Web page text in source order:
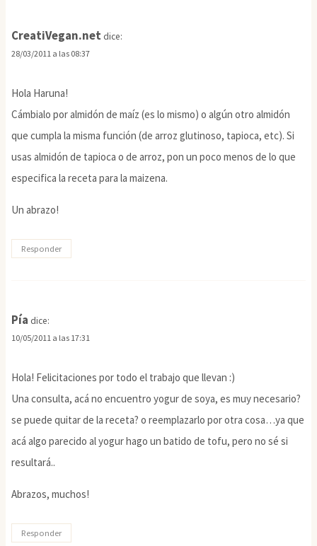
CreatiVegan.net dice:
28/03/2011 a las 08:37
Hola Haruna!
Cámbialo por almidón de maíz (es lo mismo) o algún otro almidón
que cumpla la misma función (de arroz glutinoso, tapioca, etc). Si
usas almidón de tapioca o de arroz, pon un poco menos de lo que
especifica la receta para la maizena.
Un abrazo!
Responder
Pía dice:
10/05/2011 a las 17:31
Hola! Felicitaciones por todo el trabajo que llevan :)
Una consulta, acá no encuentro yogur de soya, es muy necesario?
se puede quitar de la receta? o reemplazarlo por otra cosa…ya que
acá algo parecido al yogur hago un batido de tofu, pero no sé si
resultará..
Abrazos, muchos!
Responder